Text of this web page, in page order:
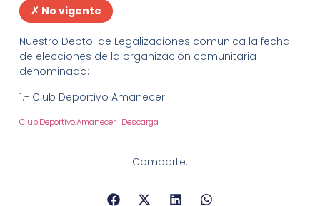
✗ No vigente
Nuestro Depto. de Legalizaciones comunica la fecha
de elecciones de la organización comunitaria
denominada:
1.- Club Deportivo Amanecer.
Club.Deportivo.Amanecer Descarga
Comparte: